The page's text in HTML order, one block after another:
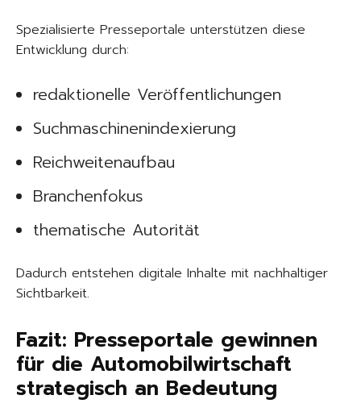
Spezialisierte Presseportale unterstützen diese
Entwicklung durch:
redaktionelle Veröffentlichungen
Suchmaschinenindexierung
Reichweitenaufbau
Branchenfokus
thematische Autorität
Dadurch entstehen digitale Inhalte mit nachhaltiger
Sichtbarkeit.
Fazit: Presseportale gewinnen
für die Automobilwirtschaft
strategisch an Bedeutung